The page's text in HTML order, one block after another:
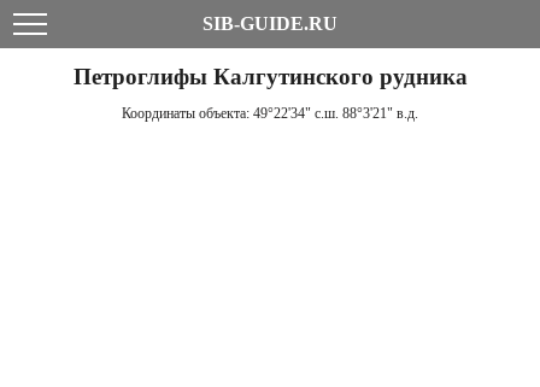
SIB-GUIDE.RU
Петроглифы Калгутинского рудника
Координаты объекта: 49°22'34" с.ш. 88°3'21" в.д.